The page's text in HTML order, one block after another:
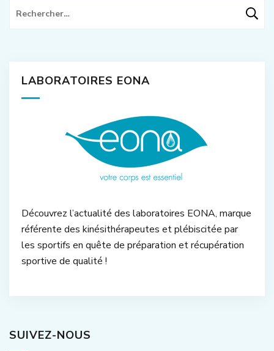
Rechercher :
LABORATOIRES EONA
Découvrez l’actualité des laboratoires EONA, marque
référente des kinésithérapeutes et plébiscitée par
les sportifs en quête de préparation et récupération
sportive de qualité !
SUIVEZ-NOUS